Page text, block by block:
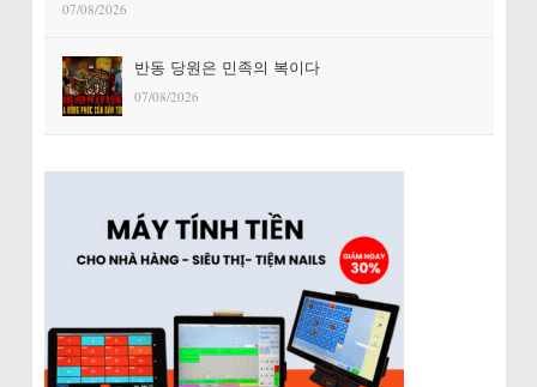
07/08/2026
반동 당원은 민족의 복이다
07/08/2026